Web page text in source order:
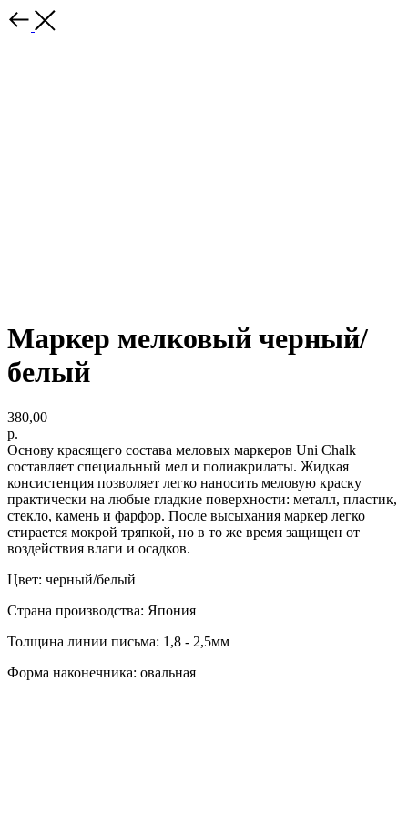
Маркер мелковый черный/
белый
380,00
р.
Основу красящего состава меловых маркеров Uni Chalk
составляет специальный мел и полиакрилаты. Жидкая
консистенция позволяет легко наносить меловую краску
практически на любые гладкие поверхности: металл, пластик,
стекло, камень и фарфор. После высыхания маркер легко
стирается мокрой тряпкой, но в то же время защищен от
воздействия влаги и осадков.
Цвет: черный/белый
Страна производства: Япония
Толщина линии письма: 1,8 - 2,5мм
Форма наконечника: овальная